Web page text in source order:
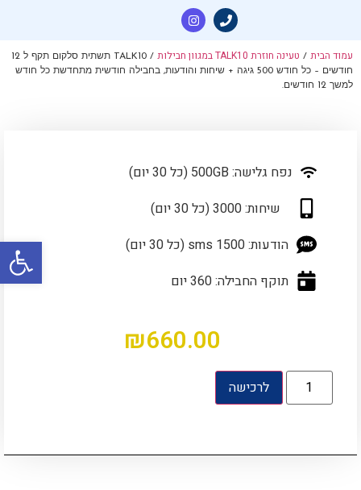
עמוד הבית / טעינה חוזרת TALK10 במגוון חבילות
/ TALK10 תשתית סלקום תקף ל 12
חודשים – כל חודש 500 גיגה + שיחות והודעות, בחבילה חודשית מתחדשת כל חודש
למשך 12 חודשים.
נפח גלישה: 500GB (כל 30 יום)
שיחות: 3000 (כל 30 יום)
הודעות: sms 1500 (כל 30 יום)
תוקף החבילה: 360 יום
₪660.00
לרכישה
פתח